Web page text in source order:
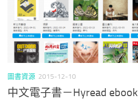
圖書資源 2015-12-10
中文電子書－Hyread ebook